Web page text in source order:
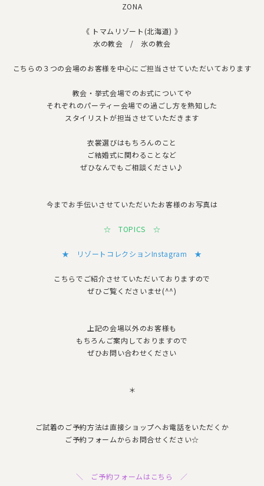
ZONA
《 トマムリゾート(北海道) 》
水の教会 / 氷の教会
こちらの３つの会場のお客様を中心にご担当させていただいております
教会・挙式会場でのお式についてや
それぞれのパーティー会場での過ごし方を熟知した
スタイリストが担当させていただきます
衣裳選びはもちろんのこと
ご結婚式に関わることなど
ぜひなんでもご相談ください♪
今までお手伝いさせていただいたお客様のお写真は
☆TOPICS ☆
★ リゾートコレクションInstagram ★
こちらでご紹介させていただいておりますので
ぜひご覧くださいませ(^^)
上記の会場以外のお客様も
もちろんご案内しておりますので
ぜひお問い合わせください
＊
ご試着のご予約方法は直接ショップへお電話をいただくか
ご予約フォームからお問合せください☆
＼ ご予約フォームはこちら ／